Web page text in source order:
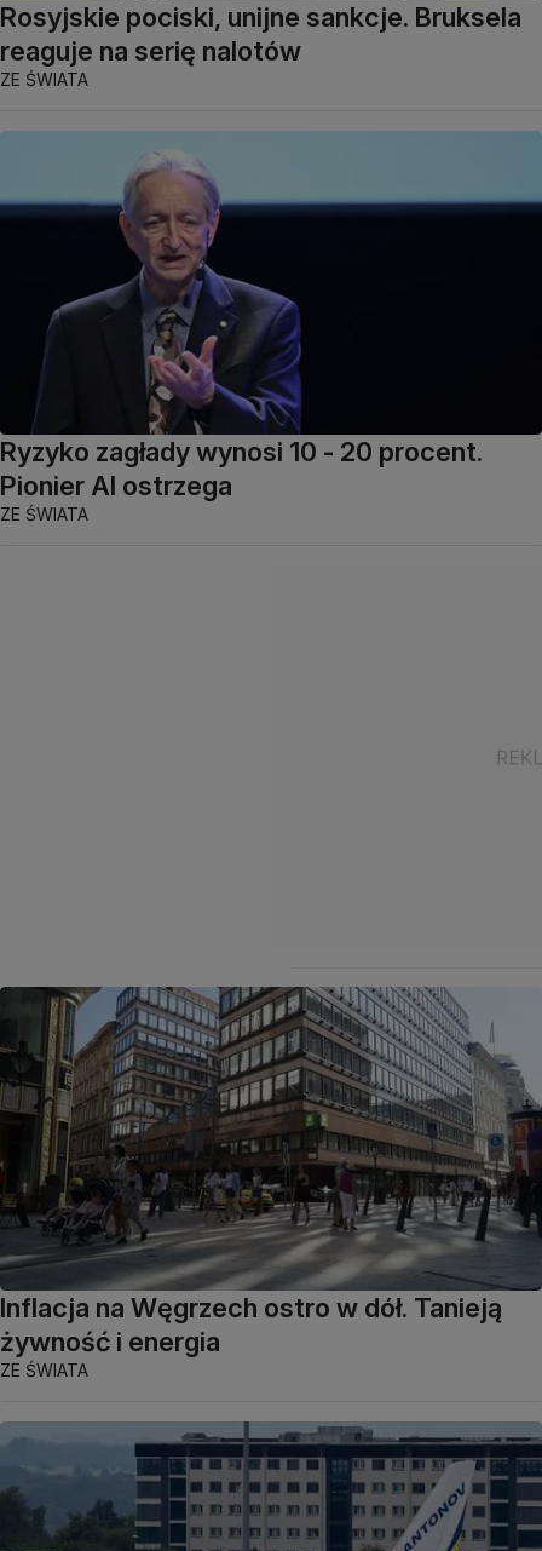
Rosyjskie pociski, unijne sankcje. Bruksela
reaguje na serię nalotów
ZE ŚWIATA
Ryzyko zagłady wynosi 10 - 20 procent.
Pionier AI ostrzega
ZE ŚWIATA
Inflacja na Węgrzech ostro w dół. Tanieją
żywność i energia
ZE ŚWIATA